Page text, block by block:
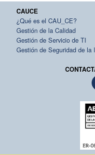
CAUCE
¿Qué es el CAU_CE?
Gestión de la Calidad
Gestión de Servicio de TI
Gestión de Seguridad de la